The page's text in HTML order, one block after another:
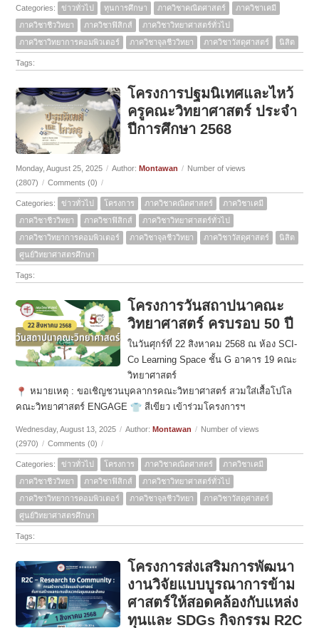
Categories: ข่าวทั่วไป ทุนการศึกษา ภาควิชาคณิตศาสตร์
ภาควิชาเคมี
ภาควิชาชีววิทยา
ภาควิชาฟิสิกส์
ภาควิชาวิทยาศาสตร์ทั่วไป
ภาควิชาวิทยาการคอมพิวเตอร์
ภาควิชาจุลชีววิทยา ภาควิชาวัสดุศาสตร์ นิสิต
Tags:
โครงการปฐมนิเทศและไหว้
ครูคณะวิทยาศาสตร์ ประจำ
ปีการศึกษา 2568
Monday, August 25, 2025 / Author:Montawan / Number of views
(2807) / Comments (0) /
Categories: ข่าวทั่วไป โครงการ ภาควิชาคณิตศาสตร์
ภาควิชาเคมี
ภาควิชาชีววิทยา
ภาควิชาฟิสิกส์
ภาควิชาวิทยาศาสตร์ทั่วไป
ภาควิชาวิทยาการคอมพิวเตอร์
ภาควิชาจุลชีววิทยา ภาควิชาวัสดุศาสตร์
นิสิต
ศูนย์วิทยาศาสตรศึกษา
Tags:
โครงการวันสถาปนาคณะ
วิทยาศาสตร์ ครบรอบ 50 ปี
ในวันศุกร์ที่ 22 สิงหาคม 2568 ณ ห้อง SCI-
Co Learning Space ชั้น G อาคาร 19 คณะ
วิทยาศาสตร์
หมายเหตุ : ขอเชิญชวนบุคลากรคณะวิทยาศาสตร์ สวมใส่เสื้อโปโล
คณะวิทยาศาสตร์ ENGAGE
สีเขียว เข้าร่วมโครงการฯ
Wednesday, August 13, 2025 / Author:Montawan / Number of views
(2970) / Comments (0) /
Categories: ข่าวทั่วไป โครงการ ภาควิชาคณิตศาสตร์
ภาควิชาเคมี
ภาควิชาชีววิทยา
ภาควิชาฟิสิกส์
ภาควิชาวิทยาศาสตร์ทั่วไป
ภาควิชาวิทยาการคอมพิวเตอร์
ภาควิชาจุลชีววิทยา
ภาควิชาวัสดุศาสตร์
ศูนย์วิทยาศาสตรศึกษา
Tags:
โครงการส่งเสริมการพัฒนา
งานวิจัยแบบบูรณาการข้าม
ศาสตร์ให้สอดคล้องกับแหล่ง
ทุนและ SDGs กิจกรรม R2C